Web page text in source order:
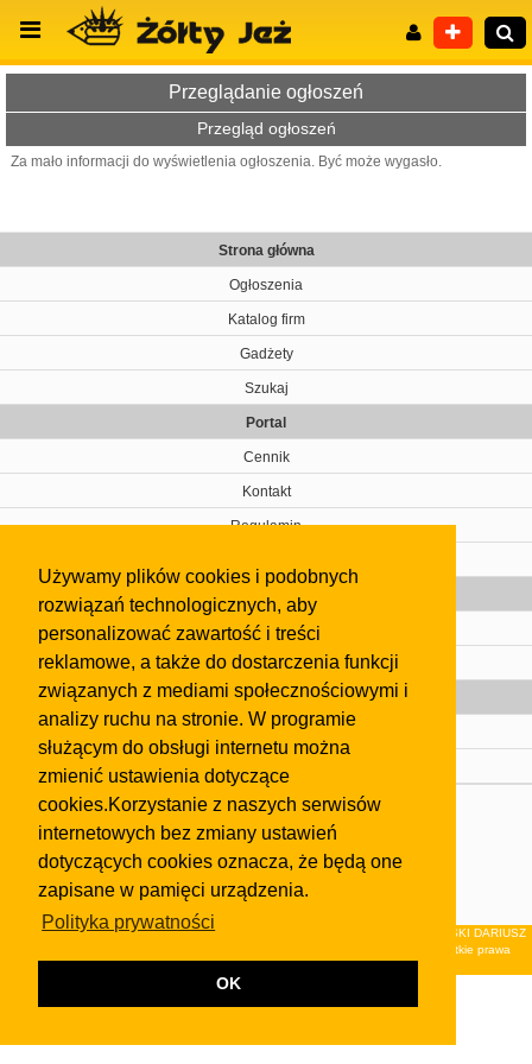
Używamy plików cookies i podobnych
rozwiązań technologicznych, aby
personalizować zawartość i treści
reklamowe, a także do dostarczenia funkcji
związanych z mediami społecznościowymi i
analizy ruchu na stronie. W programie
służącym do obsługi internetu można
zmienić ustawienia dotyczące
cookies.Korzystanie z naszych serwisów
internetowych bez zmiany ustawień
dotyczących cookies oznacza, że będą one
zapisane w pamięci urządzenia.
Polityka prywatności
OK
Przeglądanie ogłoszeń
Przegląd ogłoszeń
Za mało informacji do wyświetlenia ogłoszenia. Być może wygasło.
Strona główna
Ogłoszenia
Katalog firm
Gadżety
Szukaj
Portal
Cennik
Kontakt
Regulamin
Gazeta
Olkusz
Kontakt
Strefa dla biznesu
Biura nieruchomości
Dealerzy i autokomisy
Skontaktuj się z nami
regulaminuiPolityki Prywatności.
Klauzula FB
© 2026Wydawnictwo NEON sp. z o.o. (dawniej: FIRMA NEON MAREK KLUCZEWSKI DARIUSZ
KRAWCZYK s.c.) z siedzibą w Olkuszu, ul.Żuradzka 15, 32-300 Olkusz . Wszystkie prawa